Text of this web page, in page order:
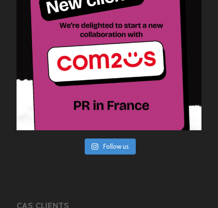
Follow us
CAS CLIENTS